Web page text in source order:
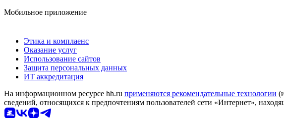
Мобильное приложение
Этика и комплаенс
Оказание услуг
Использование сайтов
Защита персональных данных
ИТ аккредитация
На информационном ресурсе hh.ru применяются рекомендательные технологии
сведений, относящихся к предпочтениям пользователей сети «Интернет»,